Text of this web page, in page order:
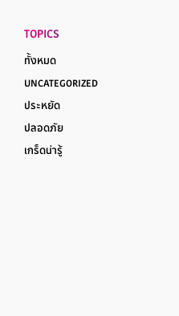
TOPICS
ทั้งหมด
UNCATEGORIZED
ประหยัด
ปลอดภัย
เกร็ดน่ารู้